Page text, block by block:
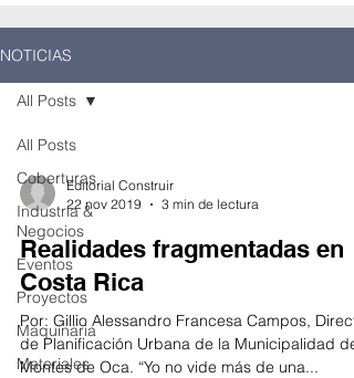
NOTICIAS
All Posts
Coberturas
Industria &
Negocios
Eventos
Proyectos
Maquinaria
Materiales
All Posts
Editorial Construir
22 nov 2019
3 min de lectura
Realidades fragmentadas en
Costa Rica
Por: Gillio Alessandro Francesa Campos,
de Planificación Urbana de la Municipalidad de
Montes de Oca. “Yo no vide más de una...